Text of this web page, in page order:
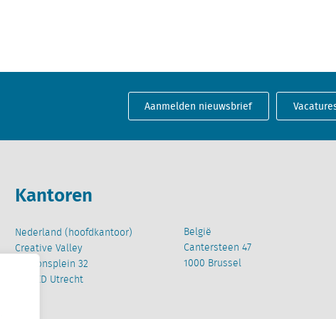
Aanmelden nieuwsbrief
Kantoren
Nederland (hoofdkantoor)
Creative Valley
Stationsplein 32
3511 ED Utrecht
België
Cantersteen 47
1000 Brussel